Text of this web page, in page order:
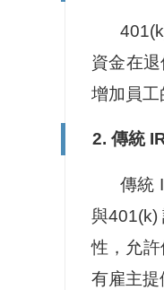
資金在
增加員工
2. 傳統
傳統
與401(k)
性，允
有雇主提